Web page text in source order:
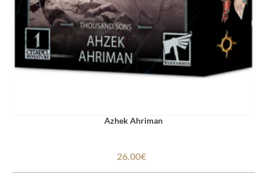
Azhek Ahriman
26.00€